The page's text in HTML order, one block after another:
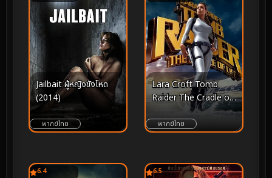
Jailbait ผู้หญิงขังโหด
(2014)
พากย์ไทย
Lara Croft Tomb
Raider The Cradle of
Life ลาร่า ครอฟท์ ทูม
เรเดอร์ กู้วิกฤตล่ากล่อง
พากย์ไทย
6.4 6.5